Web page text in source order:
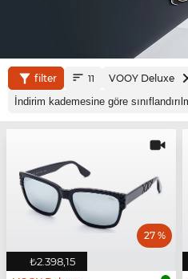
filter 11 VOOY Deluxe
₺2.398,15
27 %